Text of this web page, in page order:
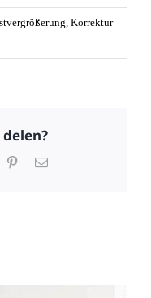
Korrektur
PinterestEmail